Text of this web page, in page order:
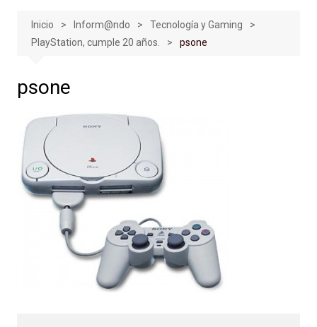
Inicio Inform@ndo
Tecnología y Gaming
PlayStation, cumple 20 años.
psone
psone